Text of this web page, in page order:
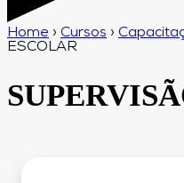
Home › Cursos ›
ESCOLAR